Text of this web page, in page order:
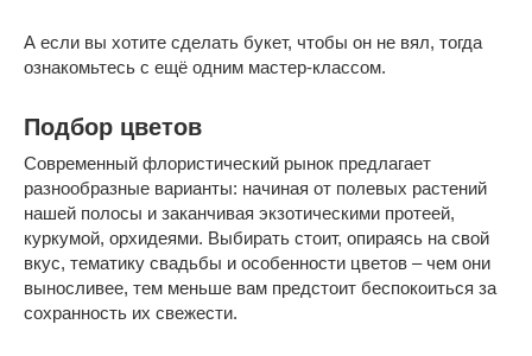
А если вы хотите сделать букет, чтобы он не вял, тогда
ознакомьтесь с ещё одним мастер-классом.
Подбор цветов
Современный флористический рынок предлагает
разнообразные варианты: начиная от полевых растений
нашей полосы и заканчивая экзотическими протеей,
куркумой, орхидеями. Выбирать стоит, опираясь на свой
вкус, тематику свадьбы и особенности цветов – чем они
выносливее, тем меньше вам предстоит беспокоиться за
сохранность их свежести.